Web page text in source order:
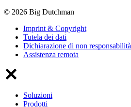
© 2026 Big Dutchman
Imprint & Copyright
Tutela dei dati
Dichiarazione di non responsabilità
Assistenza remota
Soluzioni
Prodotti